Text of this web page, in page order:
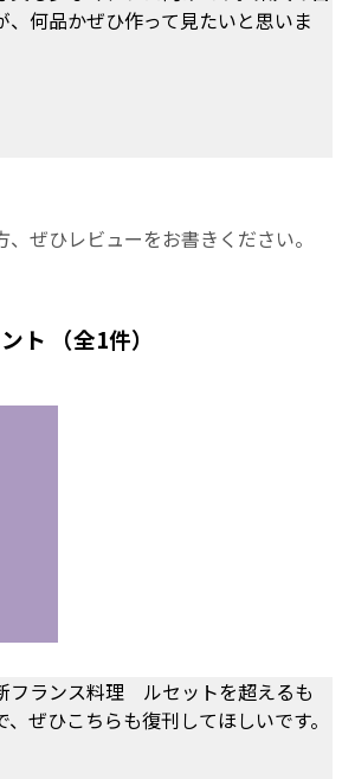
、何品かぜひ作って見たいと思いま
ぜひレビューをお書きください。
ト （全1件）
フランス料理 ルセットを超えるも
ぜひこちらも復刊してほしいです。